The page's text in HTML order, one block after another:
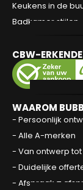
Keukens in de
Badkamer stijlen
CBW-
WAAROM
- Persoonlijk
- Alle A-merken
- Van ontwerp
- Duidelijke
- Afspraak =